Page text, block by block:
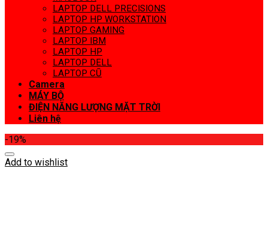
LAPTOP DELL PRECISIONS
LAPTOP HP WORKSTATION
LAPTOP GAMING
LAPTOP IBM
LAPTOP HP
LAPTOP DELL
LAPTOP CŨ
Camera
MÁY BỘ
ĐIỆN NĂNG LƯỢNG MẶT TRỜI
Liên hệ
-19%
Add to wishlist